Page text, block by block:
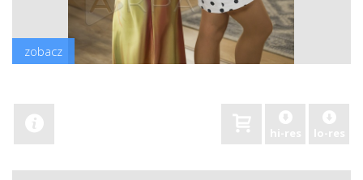
zobacz
hi-res lo-res